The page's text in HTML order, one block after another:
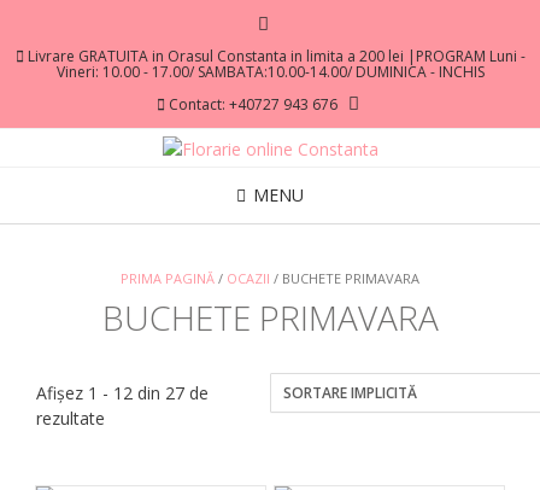
Livrare GRATUITA in Orasul Constanta in limita a 200 lei |PROGRAM Luni -
Vineri: 10.00 - 17.00/ SAMBATA:10.00-14.00/ DUMINICA - INCHIS
Contact: +40727 943 676
MENU
PRIMA PAGINĂ / OCAZII / BUCHETE PRIMAVARA
BUCHETE PRIMAVARA
Afișez 1 - 12 din 27 de
rezultate